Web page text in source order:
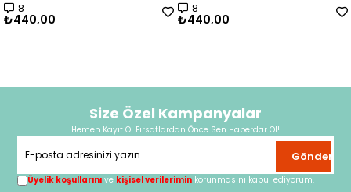
8
₺440,00
8
₺440,00
Size Özel Kampanyalar
Hemen Kayıt Ol Fırsatlardan Önce Sen Haberdar Ol!
Gönder
Üyelik koşullarını ve kişisel verilerimin korunmasını kabul ediyorum.